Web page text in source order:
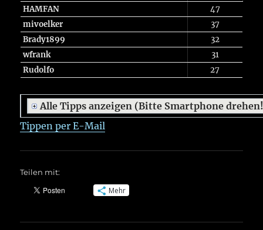
HAMFAN
47
mivoelker
37
Brady1899
32
wfrank
31
Rudolfo
27
Alle Tipps anzeigen (Bitte Smartphone
Tippen per E-Mail
Teilen mit:
Mehr